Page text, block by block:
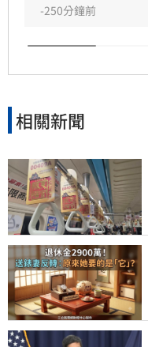
-250分鐘前
相關新聞